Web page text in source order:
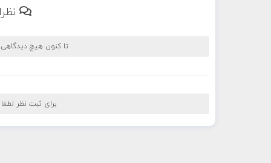
تا کنون هیچ
برای ثبت نظر